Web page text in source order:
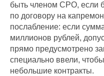
быть членом СРО, если
по договору на
послабление: если
миллионов рублей,
прямо предусмотрено
специально ввели, чтобы
небольшие контракты.